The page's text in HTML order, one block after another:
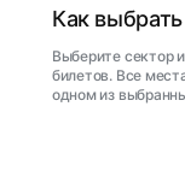
Как
Выберите сектор
билетов. Все
одном из